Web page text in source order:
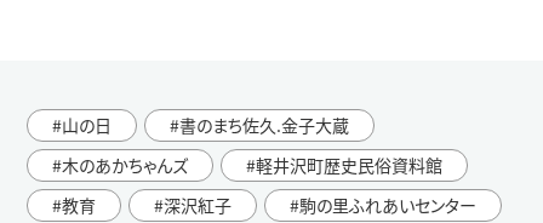
山の日
書のまち佐久.金子大蔵
木のあかちゃんズ
軽井沢町歴史民俗資料館
教育
深沢紅子
駒の里ふれあいセンター